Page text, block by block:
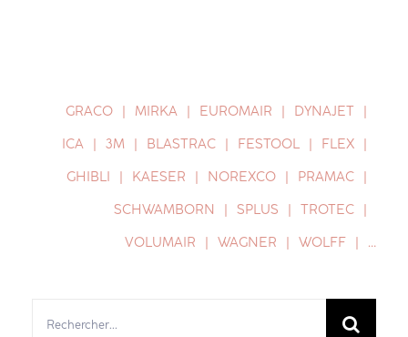
GRACO MIRKA EUROMAIR
DYNAJET
ICA
3M BLASTRAC FESTOOL
FLEX
GHIBLI
KAESER NOREXCO
PRAMAC
SCHWAMBORN
SPLUS
TROTEC
VOLUMAIR
WAGNER WOLFF …